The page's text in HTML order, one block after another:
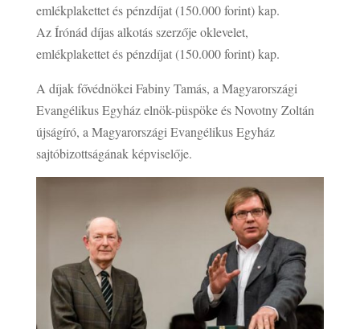
emlékplakettet és pénzdíjat (150.000 forint) kap.
Az Írónád díjas alkotás szerzője oklevelet,
emlékplakettet és pénzdíjat (150.000 forint) kap.
A díjak fővédnökei Fabiny Tamás, a Magyarországi
Evangélikus Egyház elnök-püspöke és Novotny Zoltán
újságíró, a Magyarországi Evangélikus Egyház
sajtóbizottságának képviselője.